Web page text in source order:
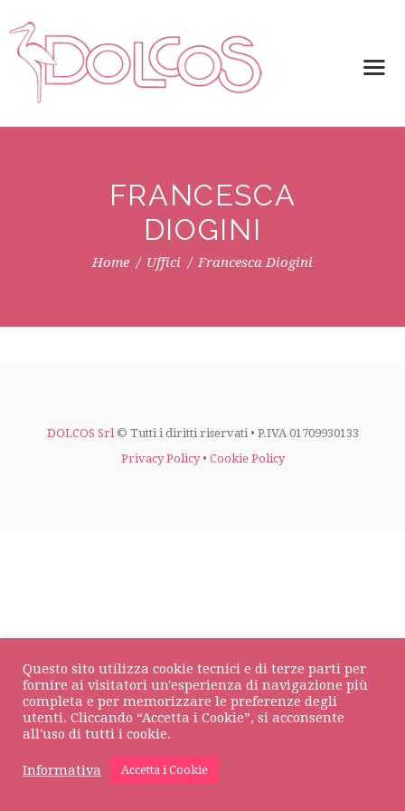
FRANCESCA
DIOGINI
Home Uffici Francesca Diogini
DOLCOS Srl© Tutti i diritti riservati • P.IVA 01709930133
Privacy Policy• Cookie Policy
Questo sito utilizza cookie tecnici e di terze parti per
fornire ai visitatori un'esperienza di navigazione più
completa e per memorizzare le preferenze degli
utenti. Cliccando “Accetta i Cookie”, si acconsente
all'uso di tutti i cookie.
Informativa Accetta i Cookie